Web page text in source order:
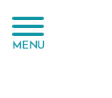
MENU